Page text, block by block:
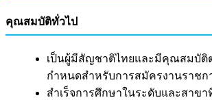
คุณสมบัติทั่วไป
เป็นผู้มีสัญชาติไทยและมีคุณสมบัติ
กำหนดสำหรับการสมัครงานราชก
สำเร็จการศึกษาในระดับและสาขา